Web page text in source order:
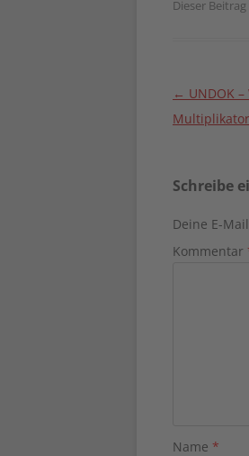
Dieser
← UNDOK
Schreibe
Deine E-
Kommentar
Name *